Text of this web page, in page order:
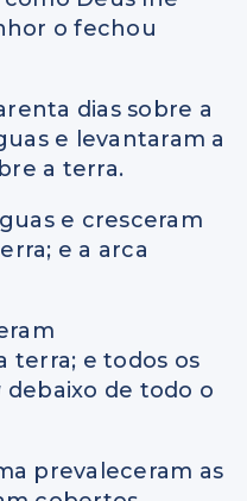
o fechou
dias sobre a
e levantaram a
a terra.
e cresceram
e a arca
terra; e todos os
debaixo de todo o
prevaleceram as